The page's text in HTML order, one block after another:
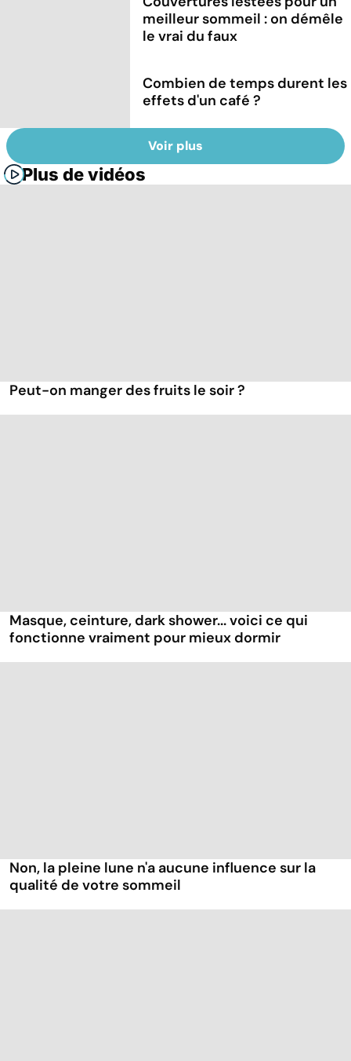
meilleur sommeil : on démêle
le vrai du faux
Combien de temps durent les
effets d'un café ?
Voir plus
Plus de vidéos
Peut-on manger des fruits le soir ?
Masque, ceinture, dark shower... voici ce qui
fonctionne vraiment pour mieux dormir
Non, la pleine lune n'a aucune influence sur la
qualité de votre sommeil